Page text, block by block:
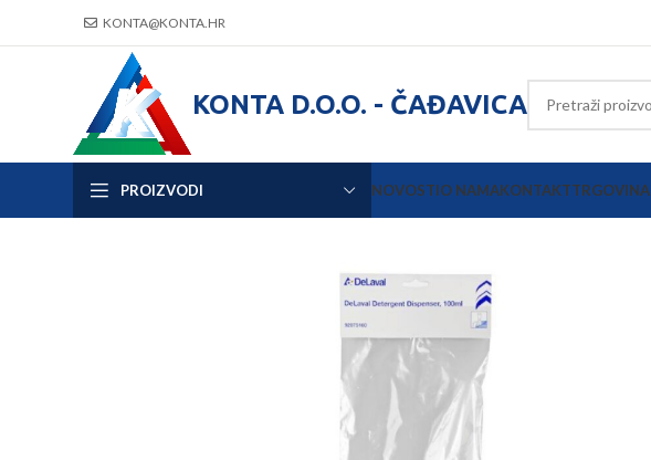
KONTA@KONTA.HR
KONTA D.O.O. - ČAĐAVICA
PROIZVODI NOVOSTIO NAMAKONTAKTTRGOVINA